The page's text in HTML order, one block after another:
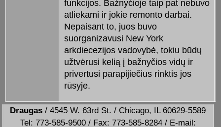
funkcijos. Bažnyčioje taip pat nebuvo
atliekami ir jokie remonto darbai.
Nepaisant to, juos buvo
suorganizavusi New York
arkdiecezijos vadovybė, tokiu būdų
užtvėrusi kelią į bažnyčios vidų ir
privertusi parapijiečius rinktis jos
rūsyje.
Draugas / 4545 W. 63rd St. / Chicago, IL 60629-5589
Tel: 773-585-9500 / Fax: 773-585-8284 / E-mail: